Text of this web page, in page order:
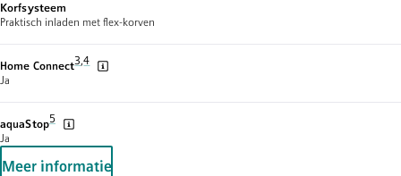
Korfsysteem
Praktisch inladen met flex-korven
Home ConnectVoetnoot 3: Van tijd tot tijd bieden we updates om de
3,,Voetnoot 4: Sommige van de weergegeven functies zijn alleen
4
Ja
aquaStopVoetnoot 5: De diverse garantiemogelijkheden zijn te vinden op de
5
Ja
Meer informatie